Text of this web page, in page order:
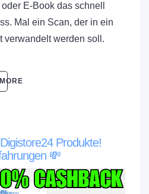
E-Book das schnell
Mal ein Scan, der in ein
verwandelt werden soll.
Produkte!
💸